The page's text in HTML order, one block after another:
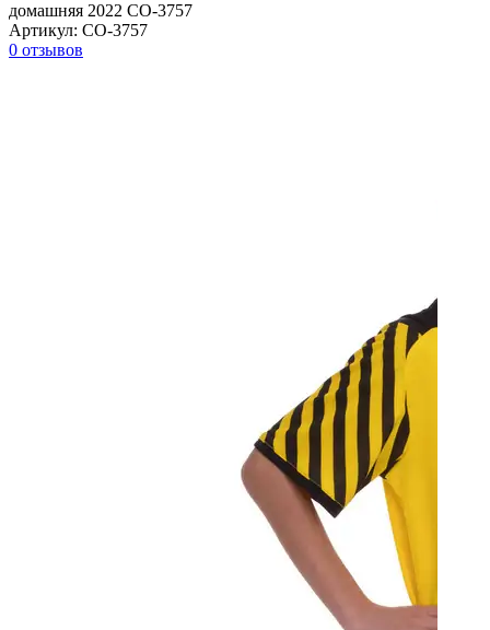
домашняя 2022 CO-3757
Артикул: CO-3757
0 отзывов